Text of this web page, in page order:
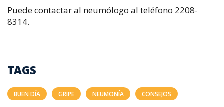
Puede contactar al neumólogo al teléfono 2208-
8314.
TAGS
BUEN DÍA GRIPE NEUMONÍA CONSEJOS